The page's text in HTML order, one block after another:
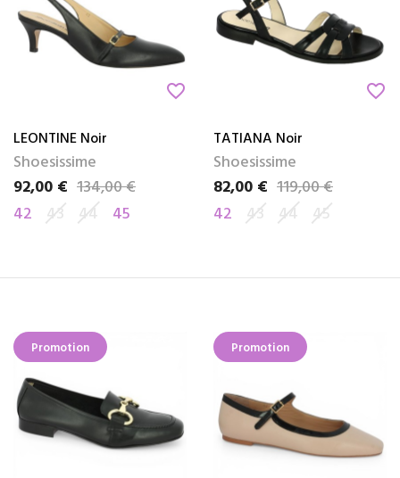
favorite_border
LEONTINE Noir
Shoesissime
Prix
92,00 €
Prix de base134,00 €
42 43 44 45
favorite_border
TATIANA Noir
Shoesissime
Prix
82,00 €
Prix de base119,00 €
42 43 44 45
Promotion Promotion